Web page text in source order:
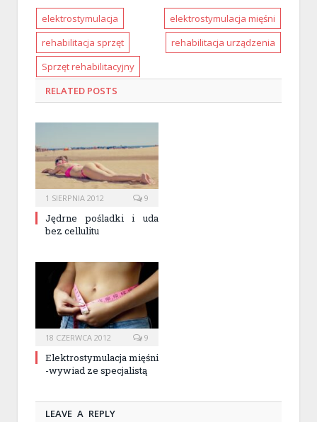
elektrostymulacja
elektrostymulacja mięśni
rehabilitacja sprzęt
rehabilitacja urządzenia
Sprzęt rehabilitacyjny
RELATED POSTS
1 SIERPNIA 2012 9
Jędrne pośladki i uda
bez cellulitu
18 CZERWCA 2012 9
Elektrostymulacja mięśni
-wywiad ze specjalistą
LEAVE A REPLY